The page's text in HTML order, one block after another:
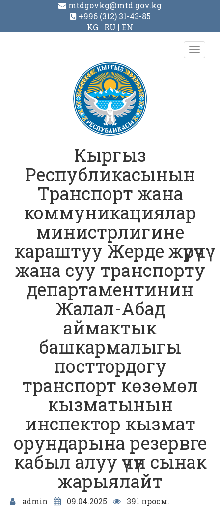
mtdgovkg@mtd.gov.kg
+996 (312) 31-43-85
KG
RU EN
Toggle
Кыргыз
Республикасынын
Транспорт жана
коммуникациялар
министрлигине
караштуу Жерде жүрүүчү
жана суу транспорту
департаментинин
Жалал-Абад
аймактык
башкармалыгы
посттордогу
транспорт көзөмөл
кызматынын
инспектор кызмат
орундарына резервге
кабыл алуу үчүн сынак
жарыялайт
admin 09.04.2025
391 просм.